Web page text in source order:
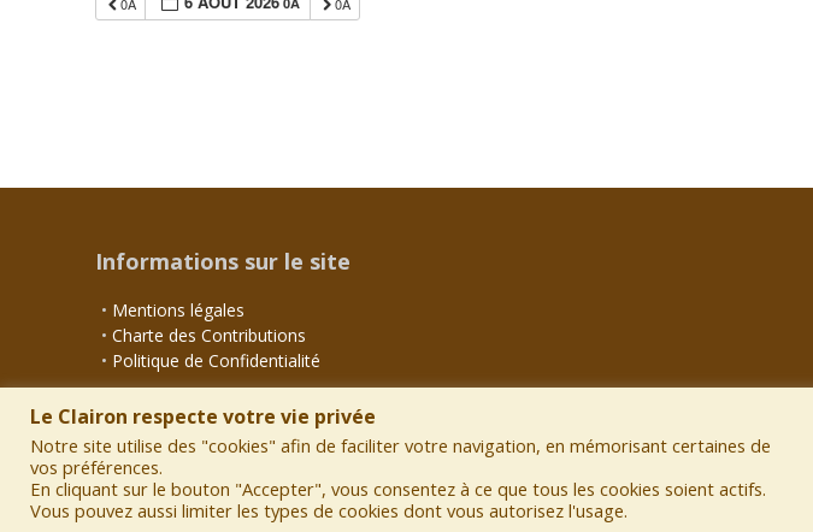
Informations sur le site
• Mentions légales
•Charte des Contributions
• Politique de Confidentialité
Le Clairon respecte votre vie privée
Notre site utilise des "cookies" afin de faciliter votre navigation, en mémorisant certaines de
vos préférences.
En cliquant sur le bouton "Accepter", vous consentez à ce que tous les cookies soient actifs.
Vous pouvez aussi limiter les types de cookies dont vous autorisez l'usage.